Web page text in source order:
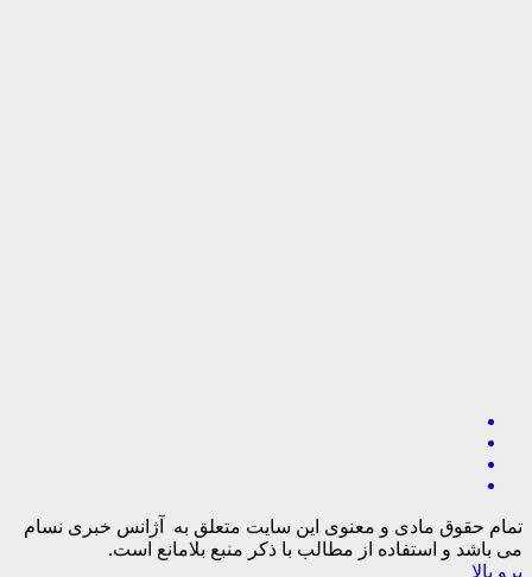
تمام حقوق مادی و معنوی این سایت متعلق به آژانس خبری نسام
می باشد و استفاده از مطالب با ذکر منبع بلامانع است.
برو بالا